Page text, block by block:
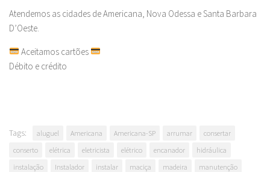
Atendemos as cidades de Americana, Nova Odessa e Santa Barbara
D’Oeste.
Aceitamos cartões
Débito e crédito
Tags: aluguel Americana Americana-SP arrumar
consertar
conserto
elétrica eletricista elétrico encanador
hidráulica
instalação
Instalador instalar maciça madeira
manutenção